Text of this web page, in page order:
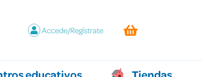
Accede/Regístrate
educativos Tiendas